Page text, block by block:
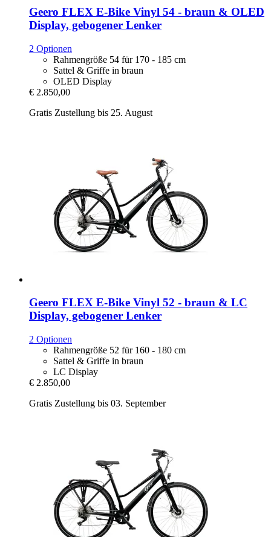
Geero FLEX E-​Bike Vinyl 54 -​ braun & OLED
Display, gebogener Lenker
2 Optionen
Rahmengröße 54 für 170 - 185 cm
Sattel & Griffe in braun
OLED Display
€ 2.850,00
Gratis Zustellung bis 25. August
Geero FLEX E-​Bike Vinyl 52 -​ braun & LC
Display, gebogener Lenker
2 Optionen
Rahmengröße 52 für 160 - 180 cm
Sattel & Griffe in braun
LC Display
€ 2.850,00
Gratis Zustellung bis 03. September